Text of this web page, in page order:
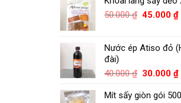
50.000₫ 45.000₫
Nước ép Atiso đỏ
đài)
40.000₫ 30.000₫
Mít sấy giòn gói